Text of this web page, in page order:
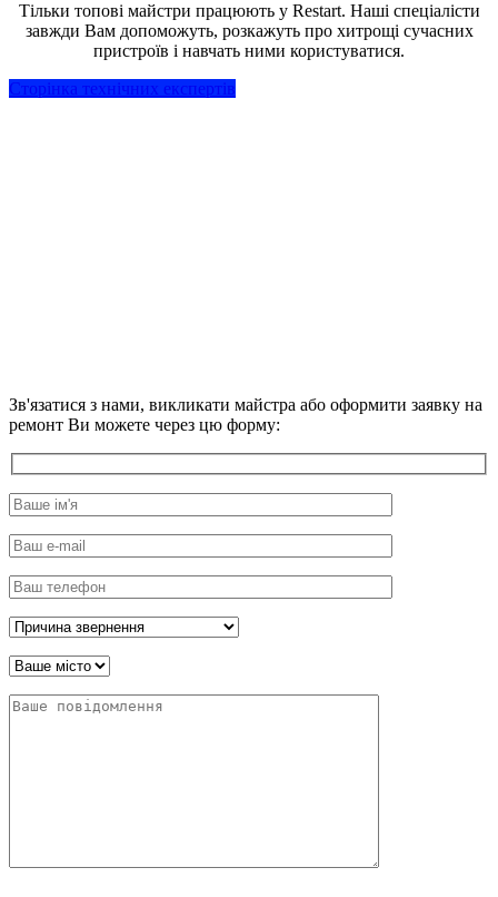
Тільки топові майстри працюють у Restart. Наші спеціалісти
завжди Вам допоможуть, розкажуть про хитрощі сучасних
пристроїв і навчать ними користуватися.
Сторінка технічних експертів
Зв'язатися з нами, викликати майстра або оформити заявку на
ремонт Ви можете через цю форму: